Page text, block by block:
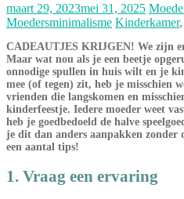
maart 29, 2023mei 31, 2025
Moedersminimalisme Kinderkamer,
CADEAUTJES KRIJGEN! We zijn
Maar wat nou als je een beetje
onnodige spullen in huis wilt en je
mee (of tegen) zit, heb je misschien
vrienden die langskomen en
kinderfeestje. Iedere moeder weet
heb je goedbedoeld de halve
je dit dan anders aanpakken
een aantal tips!
1. Vraag een ervaring